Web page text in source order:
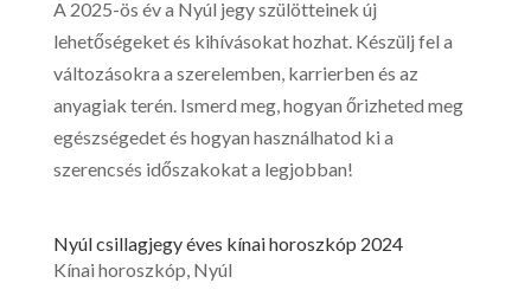
A 2025-ös év a Nyúl jegy szülötteinek új
lehetőségeket és kihívásokat hozhat. Készülj fel a
változásokra a szerelemben, karrierben és az
anyagiak terén. Ismerd meg, hogyan őrizheted meg
egészségedet és hogyan használhatod ki a
szerencsés időszakokat a legjobban!
Nyúl csillagjegy éves kínai horoszkóp 2024
Kínai horoszkóp, Nyúl